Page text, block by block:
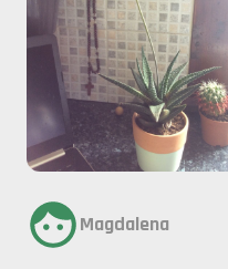
Magdalena